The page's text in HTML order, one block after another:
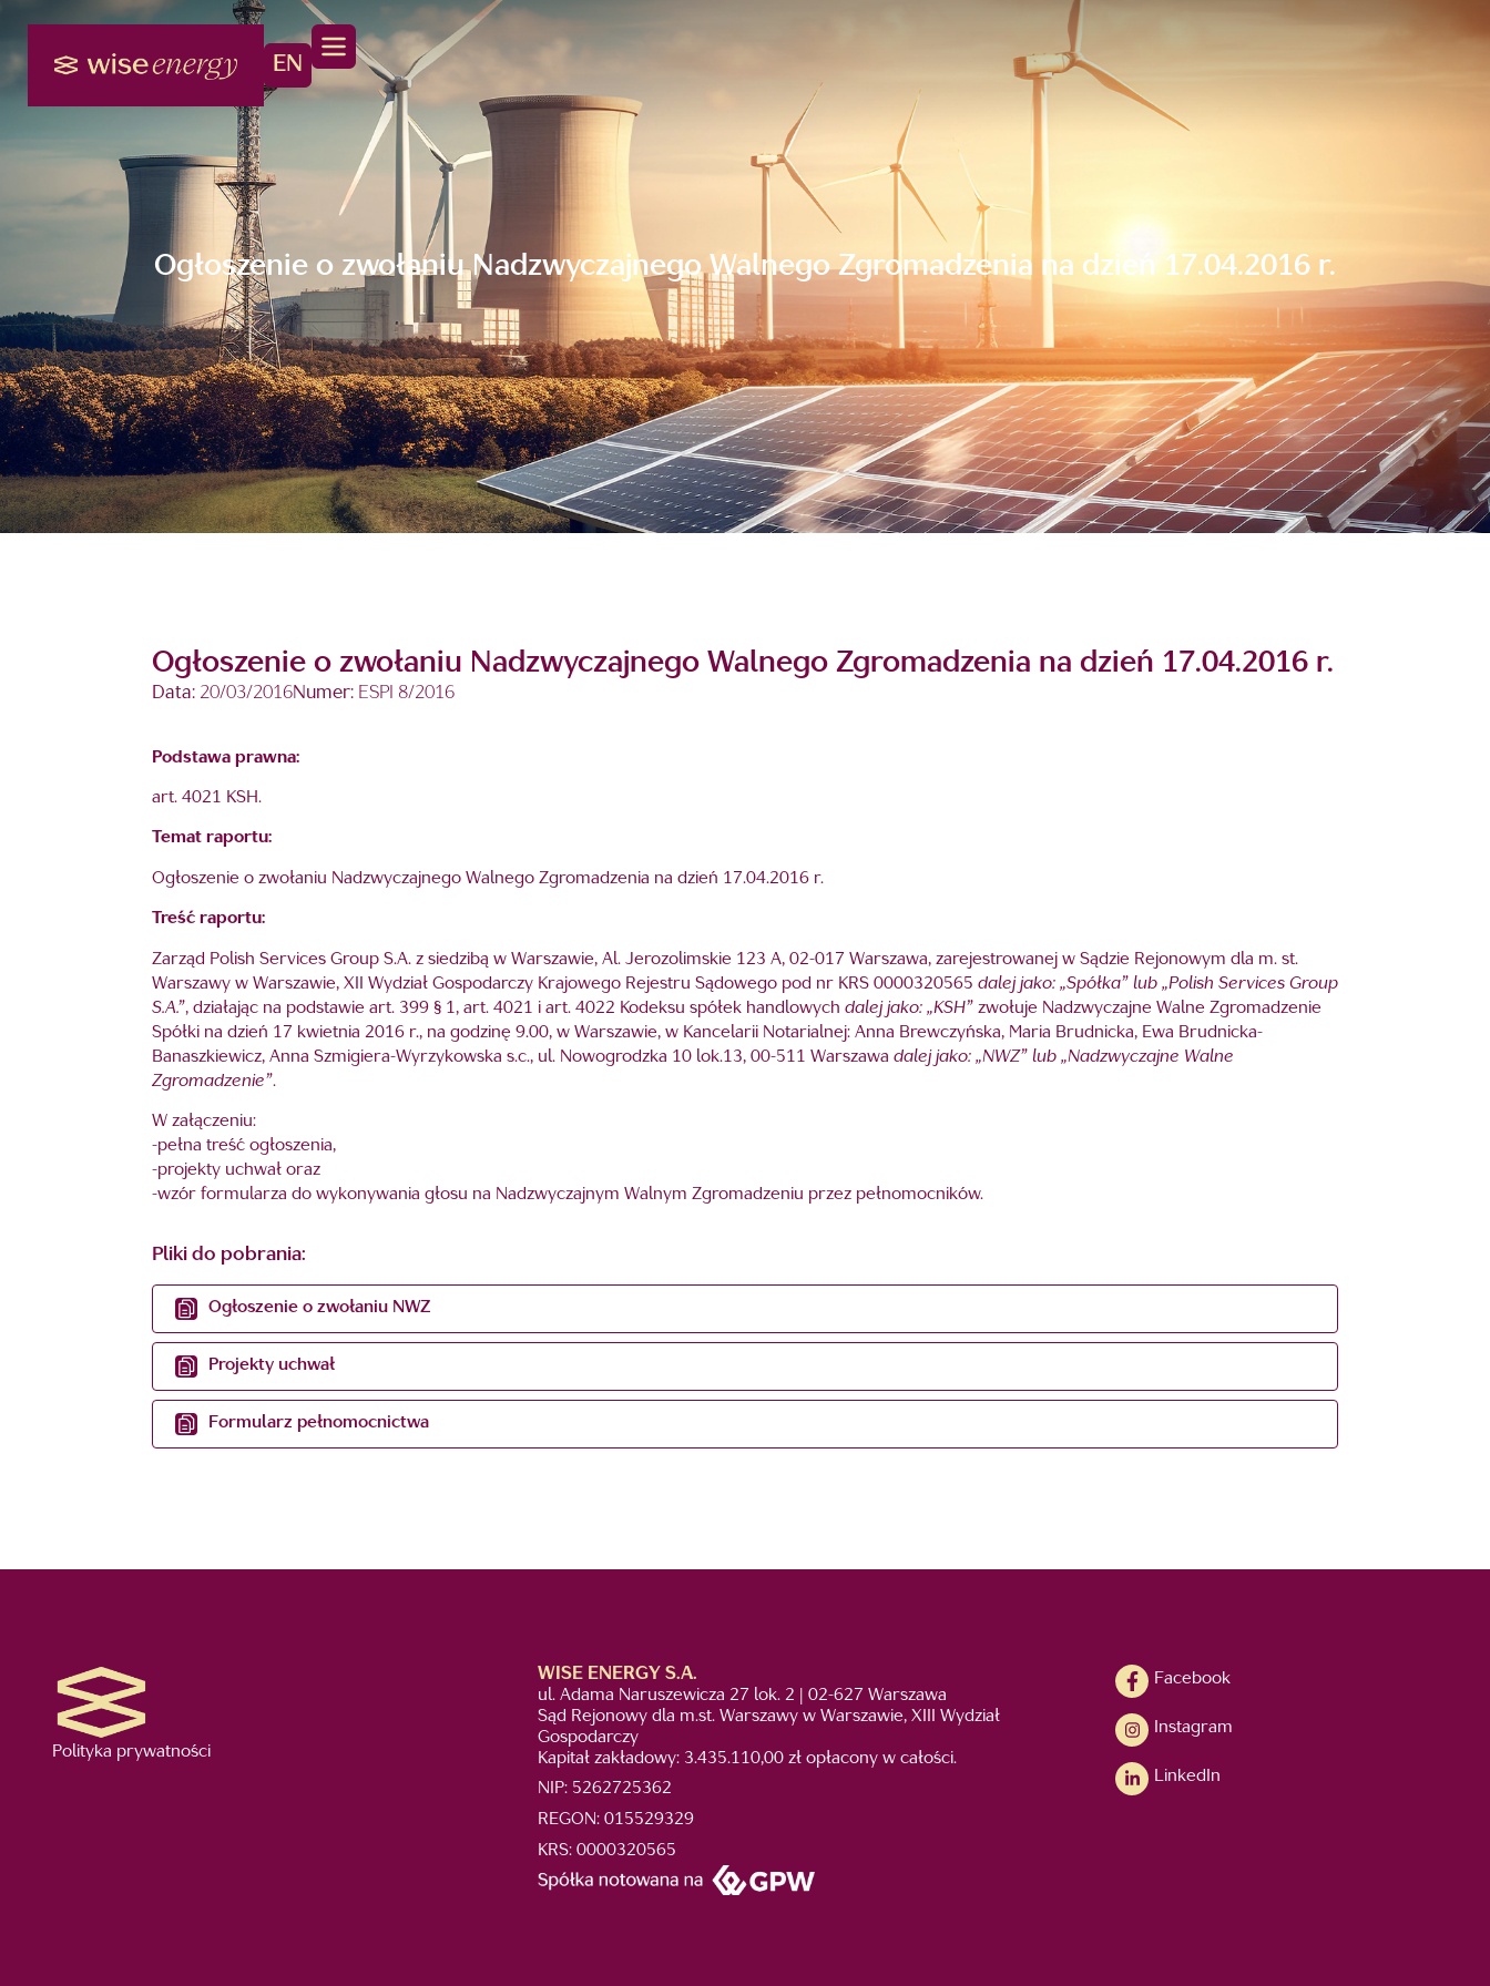
EN
Ogłoszenie o zwołaniu Nadzwyczajnego Walnego Zgromadzenia na dzień 17.04.2016 r.
Ogłoszenie o zwołaniu Nadzwyczajnego Walnego Zgromadzenia na dzień 17.04.2016 r.
Data: 20/03/2016Numer: ESPI 8/2016
Podstawa prawna:
art. 4021 KSH.
Temat raportu:
Ogłoszenie o zwołaniu Nadzwyczajnego Walnego Zgromadzenia na dzień 17.04.2016 r.
Treść raportu:
Zarząd Polish Services Group S.A. z siedzibą w Warszawie, Al. Jerozolimskie 123 A, 02-017 Warszawa, zarejestrowanej w Sądzie Rejonowym dla m. st.
Warszawy w Warszawie, XII Wydział Gospodarczy Krajowego Rejestru Sądowego pod nr KRS 0000320565 dalej jako: „Spółka” lub „Polish Services Group
S.A.”, działając na podstawie art. 399 § 1, art. 4021 i art. 4022 Kodeksu spółek handlowych dalej jako: „KSH” zwołuje Nadzwyczajne Walne Zgromadzenie
Spółki na dzień 17 kwietnia 2016 r., na godzinę 9.00, w Warszawie, w Kancelarii Notarialnej: Anna Brewczyńska, Maria Brudnicka, Ewa Brudnicka-
Banaszkiewicz, Anna Szmigiera-Wyrzykowska s.c., ul. Nowogrodzka 10 lok.13, 00-511 Warszawa dalej jako: „NWZ” lub „Nadzwyczajne Walne
Zgromadzenie”.
W załączeniu:
-pełna treść ogłoszenia,
-projekty uchwał oraz
-wzór formularza do wykonywania głosu na Nadzwyczajnym Walnym Zgromadzeniu przez pełnomocników.
Pliki do pobrania:
Ogłoszenie o zwołaniu NWZ
Projekty uchwał
Formularz pełnomocnictwa
Polityka prywatności
WISE ENERGY S.A.
ul. Adama Naruszewicza 27 lok. 2 | 02-627 Warszawa
Sąd Rejonowy dla m.st. Warszawy w Warszawie, XIII Wydział
Gospodarczy
Kapitał zakładowy: 3.435.110,00 zł opłacony w całości.
NIP: 5262725362
REGON: 015529329
KRS: 0000320565
Facebook
Instagram
LinkedIn